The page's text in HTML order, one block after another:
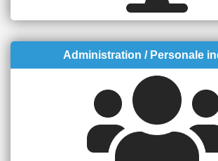
Administration / Personale